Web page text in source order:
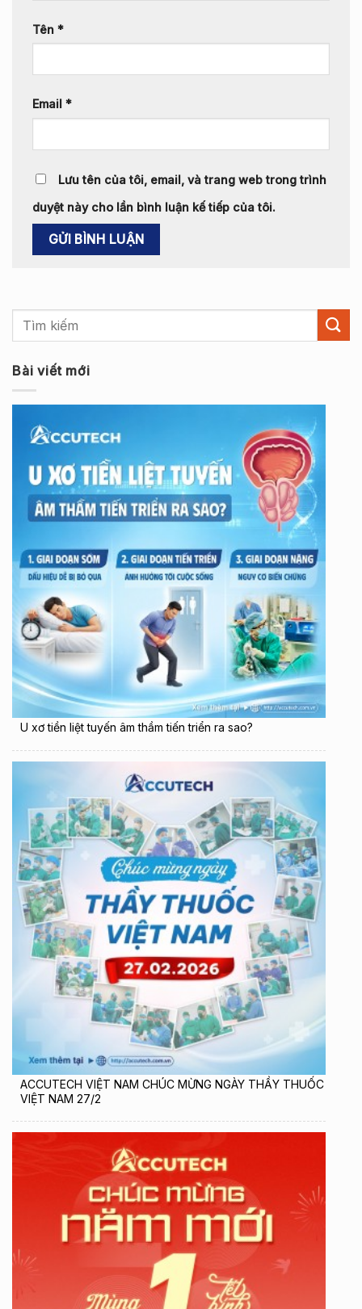
Tên *
Email *
Lưu tên của tôi, email, và trang web trong trình
duyệt này cho lần bình luận kế tiếp của tôi.
Bài viết mới
U xơ tiền liệt tuyến âm thầm tiến triển ra sao?
ACCUTECH VIỆT NAM CHÚC MỪNG NGÀY THẦY THUỐC
VIỆT NAM 27/2